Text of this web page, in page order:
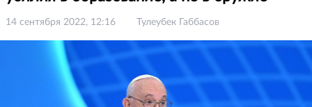
14 сентября 2022, 12:16 Тулеубек Габбасов